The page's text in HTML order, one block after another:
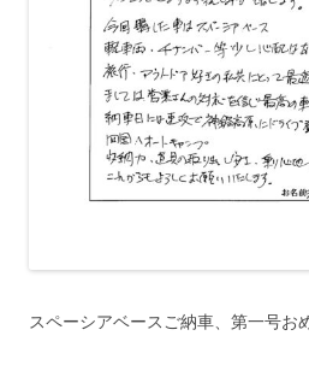
スペーシアベースご納車、第一号お